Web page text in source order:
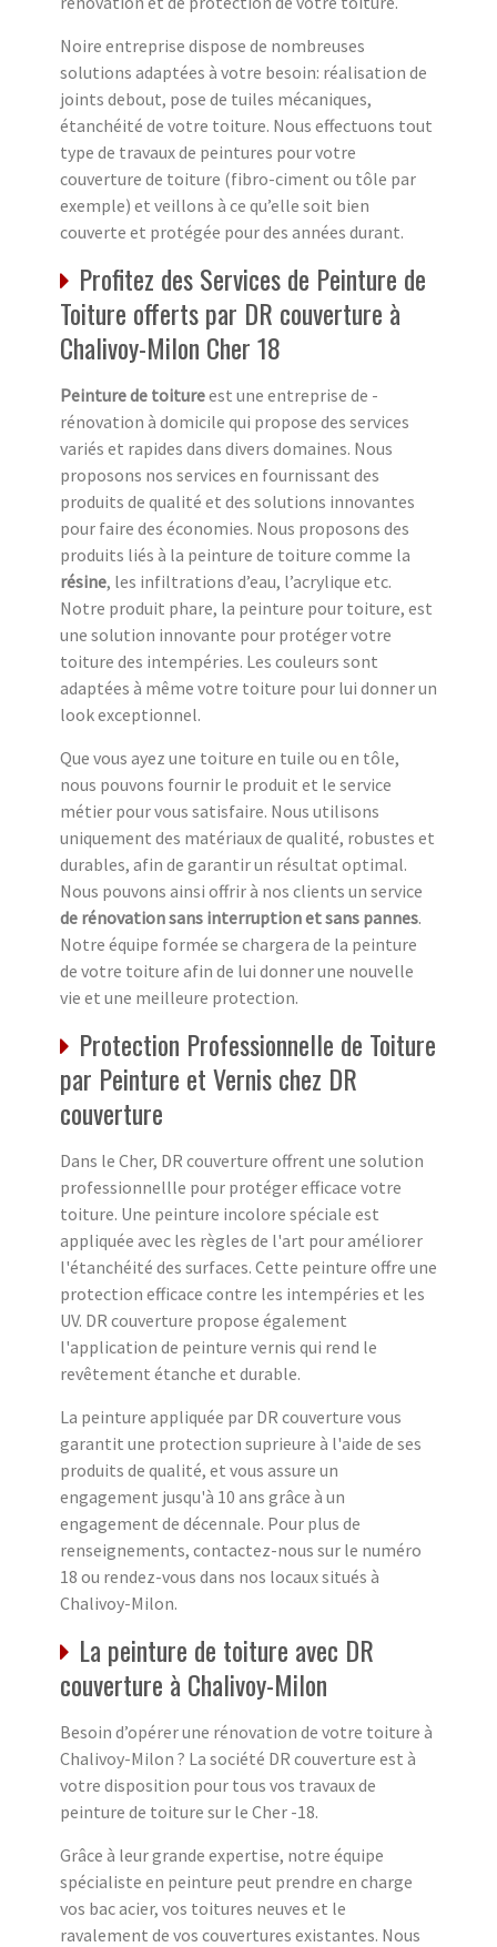
Noire entreprise dispose de nombreuses
solutions adaptées à votre besoin: réalisation de
joints debout, pose de tuiles mécaniques,
étanchéité de votre toiture. Nous effectuons tout
type de travaux de peintures pour votre
couverture de toiture (fibro-ciment ou tôle par
exemple) et veillons à ce qu’elle soit bien
couverte et protégée pour des années durant.
Profitez des Services de Peinture de
Toiture offerts par DR couverture à
Chalivoy-Milon Cher 18
Peinture de toitureest une entreprise de ­
rénovation à domicile qui propose des services
variés et rapides dans divers domaines. Nous
proposons nos services en fournissant des
produits de qualité et des solutions innovantes
pour faire des économies. Nous proposons des
produits liés à la peinture de toiture comme la
résine, les infiltrations d’eau, l’acrylique etc.
Notre produit phare, la peinture pour toiture, est
une solution innovante pour protéger votre
toiture des intempéries. Les couleurs sont
adaptées à même votre toiture pour lui donner un
look exceptionnel.
Que vous ayez une toiture en tuile ou en tôle,
nous pouvons fournir le produit et le service
métier pour vous satisfaire. Nous utilisons
uniquement des matériaux de qualité, robustes et
durables, afin de garantir un résultat optimal.
Nous pouvons ainsi offrir à nos clients un service
de rénovation sans interruption et sans pannes.
Notre équipe formée se chargera de la peinture
de votre toiture afin de lui donner une nouvelle
vie et une meilleure protection.
Protection Professionnelle de Toiture
par Peinture et Vernis chez DR
couverture
Dans le Cher, DR couverture offrent une solution
professionnellle pour protéger efficace votre
toiture. Une peinture incolore spéciale est
appliquée avec les règles de l'art pour améliorer
l'étanchéité des surfaces. Cette peinture offre une
protection efficace contre les intempéries et les
UV. DR couverture propose également
l'application de peinture vernis qui rend le
revêtement étanche et durable.
La peinture appliquée par DR couverture vous
garantit une protection suprieure à l'aide de ses
produits de qualité, et vous assure un
engagement jusqu'à 10 ans grâce à un
engagement de décennale. Pour plus de
renseignements, contactez-nous sur le numéro
18 ou rendez-vous dans nos locaux situés à
Chalivoy-Milon.
La peinture de toiture avec DR
couverture à Chalivoy-Milon
Besoin d’opérer une rénovation de votre toiture à
Chalivoy-Milon ? La société DR couverture est à
votre disposition pour tous vos travaux de
peinture de toiture sur le Cher -18.
Grâce à leur grande expertise, notre équipe
spécialiste en peinture peut prendre en charge
vos bac acier, vos toitures neuves et le
ravalement de vos couvertures existantes. Nous